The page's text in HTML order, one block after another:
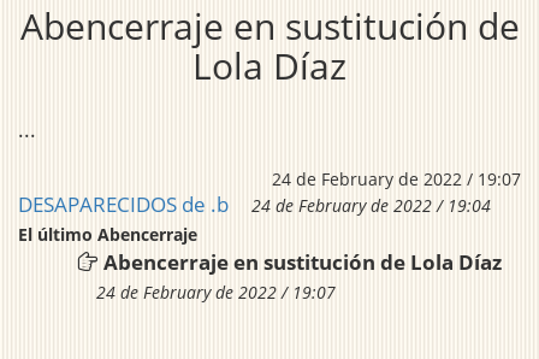
Abencerraje en sustitución de
Lola Díaz
...
24 de February de 2022 / 19:07
DESAPARECIDOS de .b
24 de February de 2022 / 19:04
El último Abencerraje
Abencerraje en sustitución de Lola Díaz
24 de February de 2022 / 19:07